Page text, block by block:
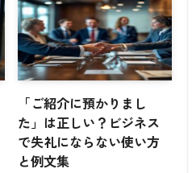
「ご紹介に預かりまし
た」は正しい？ビジネス
で失礼にならない使い方
と例文集